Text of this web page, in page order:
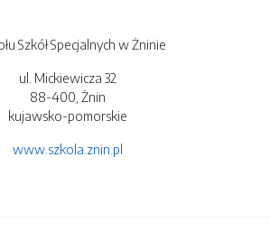
Szkół Specjalnych w Żninie
ul. Mickiewicza 32
88-400, Żnin
kujawsko-pomorskie
www.szkola.znin.pl